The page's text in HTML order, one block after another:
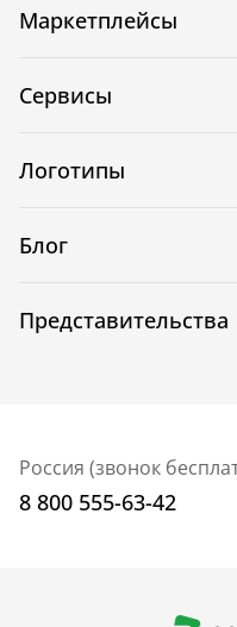
Маркетплейсы
Сервисы
Логотипы
Блог
Представительства
Россия (звонок
8 800 555-63-42